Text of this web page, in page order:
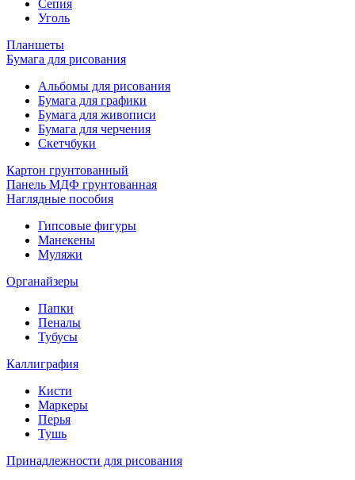
Сепия
Уголь
Планшеты
Бумага для рисования
Альбомы для рисования
Бумага для графики
Бумага для живописи
Бумага для черчения
Скетчбуки
Картон грунтованный
Панель МДФ грунтованная
Наглядные пособия
Гипсовые фигуры
Манекены
Муляжи
Органайзеры
Папки
Пеналы
Тубусы
Каллиграфия
Кисти
Маркеры
Перья
Тушь
Принадлежности для рисования